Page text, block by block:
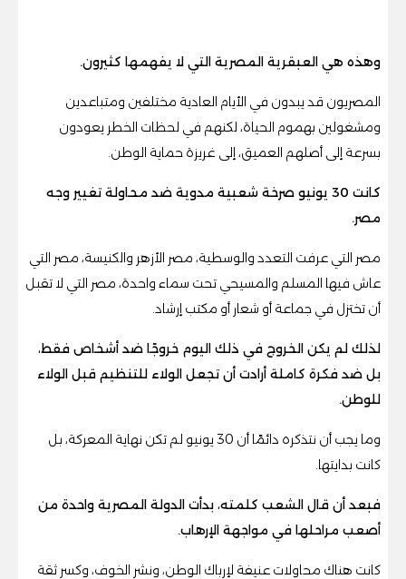
وهذه هي العبقرية المصرية التي لا يفهمها كثيرون.
المصريون قد يبدون في الأيام العادية مختلفين ومتباعدين
ومشغولين بهموم الحياة، لكنهم في لحظات الخطر يعودون
بسرعة إلى أصلهم العميق، إلى غريزة حماية الوطن.
كانت 30 يونيو صرخة شعبية مدوية ضد محاولة تغيير وجه
مصر.
مصر التي عرفت التعدد والوسطية، مصر الأزهر والكنيسة، مصر التي
عاش فيها المسلم والمسيحي تحت سماء واحدة، مصر التي لا تقبل
أن تختزل في جماعة أو شعار أو مكتب إرشاد.
لذلك لم يكن الخروج في ذلك اليوم خروجًا ضد أشخاص فقط،
بل ضد فكرة كاملة أرادت أن تجعل الولاء للتنظيم قبل الولاء
للوطن.
وما يجب أن نتذكره دائمًا أن 30 يونيو لم تكن نهاية المعركة، بل
كانت بدايتها.
فبعد أن قال الشعب كلمته، بدأت الدولة المصرية واحدة من
أصعب مراحلها في مواجهة الإرهاب.
كانت هناك محاولات عنيفة لإرباك الوطن، ونشر الخوف، وكسر ثقة